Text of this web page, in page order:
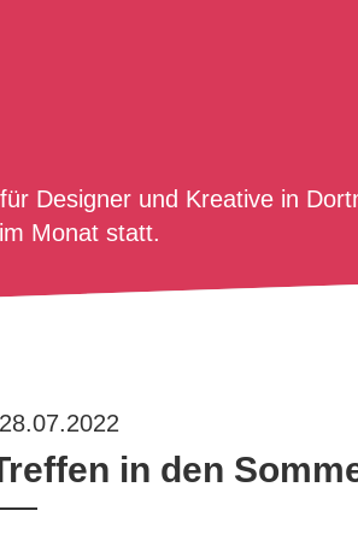
Designer und Kreative in
Monat statt.
in den